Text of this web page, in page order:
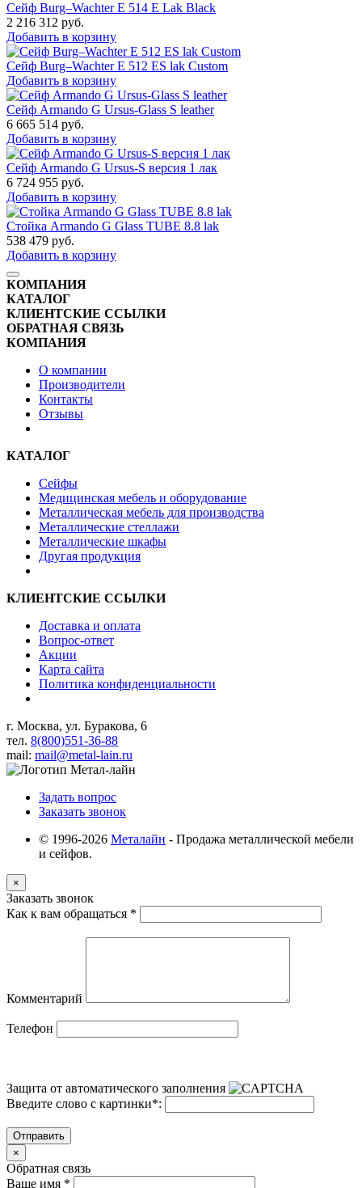
Сейф Burg–Wachter E 514 E Lak Black
2 216 312 руб.
Добавить в корзину
Сейф Burg–Wachter E 512 ES lak Custom
Добавить в корзину
Сейф Armando G Ursus-Glass S leather
6 665 514 руб.
Добавить в корзину
Сейф Armando G Ursus-S версия 1 лак
6 724 955 руб.
Добавить в корзину
Стойка Armando G Glass TUBE 8.8 lak
538 479 руб.
Добавить в корзину
КОМПАНИЯ
КАТАЛОГ
КЛИЕНТСКИЕ ССЫЛКИ
ОБРАТНАЯ СВЯЗЬ
КОМПАНИЯ
О компании
Производители
Контакты
Отзывы
КАТАЛОГ
Сейфы
Медицинская мебель и оборудование
Металлическая мебель для производства
Металлические стеллажи
Металлические шкафы
Другая продукция
КЛИЕНТСКИЕ ССЫЛКИ
Доставка и оплата
Вопрос-ответ
Акции
Карта сайта
Политика конфиденциальности
г. Москва, ул. Буракова, 6
тел. 8(800)551-36-88
mail: mail@metal-lain.ru
Задать вопрос
Заказать звонок
© 1996-2026 Металайн - Продажа металлической мебели
и сейфов.
×
Заказать звонок
Как к вам обращаться *
Комментарий
Телефон
Защита от автоматического заполнения
Введите слово с картинки*:
Отправить
×
Обратная связь
Ваше имя *